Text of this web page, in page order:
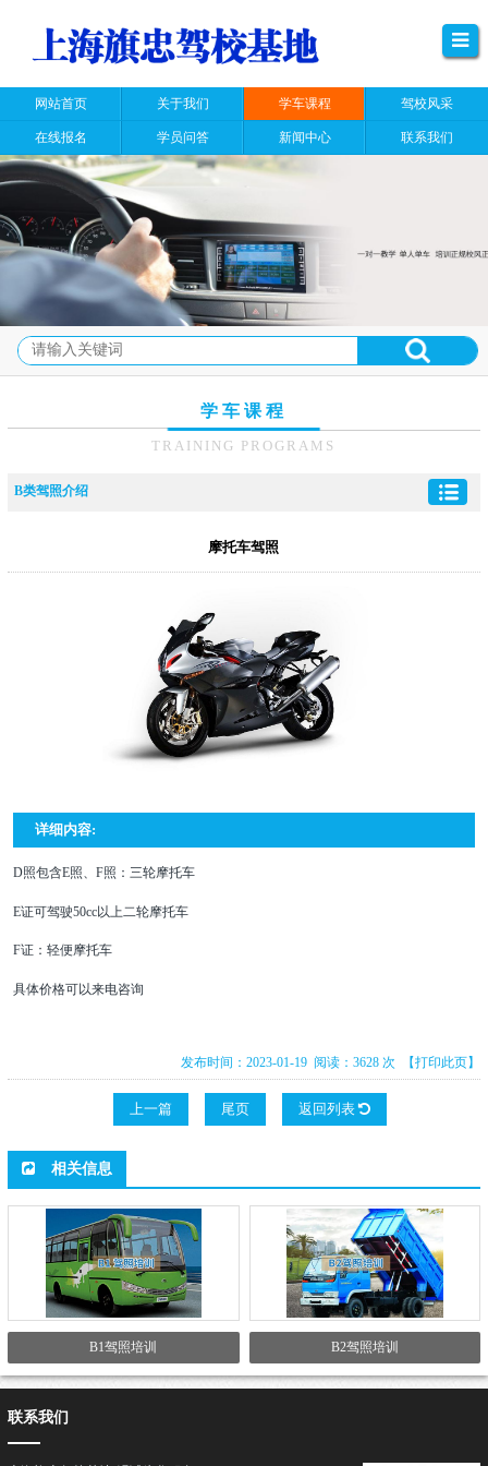
网站首页 关于我们 学车课程 驾校风采
在线报名 学员问答 新闻中心 联系我们
学车课程
TRAINING PROGRAMS
B类驾照介绍
摩托车驾照
详细内容:
D照包含E照、F照：三轮摩托车
E证可驾驶50cc以上二轮摩托车
F证：轻便摩托车
具体价格可以来电咨询
发布时间：2023-01-19 阅读：3628 次 【打印此页】
上一篇 尾页 返回列表
相关信息
B1驾照培训 B2驾照培训
联系我们